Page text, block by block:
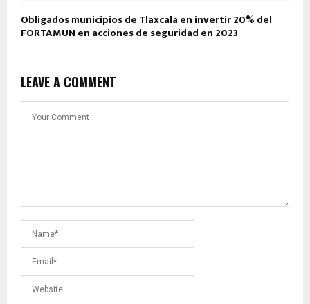
Obligados municipios de Tlaxcala en invertir 20% del
FORTAMUN en acciones de seguridad en 2023
LEAVE A COMMENT